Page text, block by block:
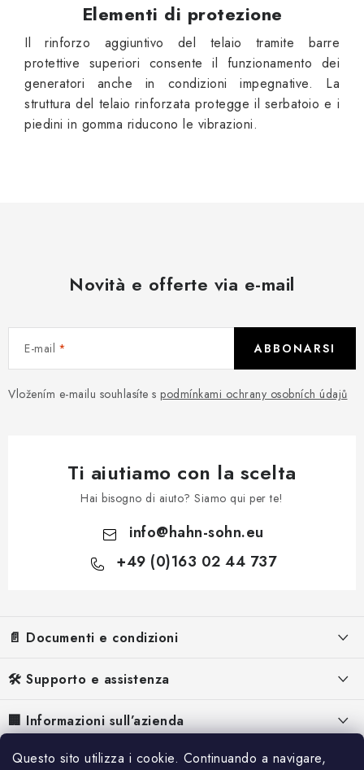
Questo sito utilizza i cookie. Continuando a navigare,
Elementi di protezione
Il rinforzo aggiuntivo del telaio tramite barre
protettive superiori consente il funzionamento dei
generatori anche in condizioni impegnative. La
struttura del telaio rinforzata protegge il serbatoio e i
piedini in gomma riducono le vibrazioni.
Novità e offerte via e-mail
E-mail
Vložením e-mailu souhlasíte s podmínkami ochrany osobních údajů
ABBONARSI
Ti aiutiamo con la scelta
Hai bisogno di aiuto? Siamo qui per te!
info@hahn-sohn.eu
+49 (0)163 02 44 737
d
p
a
📄 Documenti e condizioni
Informativa sulla Privacy
Informativa sui Cookie
🛠️ Supporto e assistenza
FAQ – Domande frequenti
🏢 Informazioni sull’azienda
Chi siamo
📰 Ispirazione e contenuti